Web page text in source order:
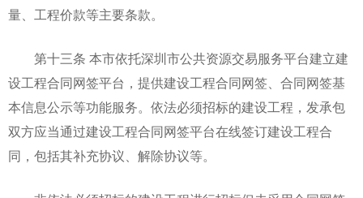
量、工程价款等主要条款。
第十三条 本市依托深圳市公共资源交易服务平台建立建
设工程合同网签平台，提供建设工程合同网签、合同网签基
本信息公示等功能服务。依法必须招标的建设工程，发承包
双方应当通过建设工程合同网签平台在线签订建设工程合
同，包括其补充协议、解除协议等。